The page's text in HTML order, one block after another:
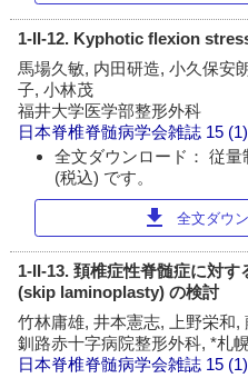
1-II-12. Kyphotic flexion
馬場久敏, 内田研造, 小久保安
子, 小林茂
福井大学医学部整形外科
日本脊椎脊髄病学会雑誌 15
全文ダウンロード： 従
(税込) です。
download 全文ダウ
1-II-13. 頚椎症性脊髄症に対
(skip laminoplasty) の検討
竹林庸雄, 井本憲志, 上野栄和
釧路赤十字病院整形外科, *札
日本脊椎脊髄病学会雑誌 15